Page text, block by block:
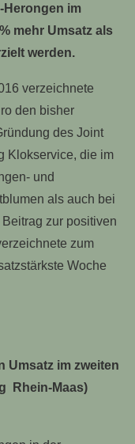
Herongen im
mehr Umsatz als
werden.
verzeichnete
den bisher
des Joint
Klokservice, die im
und
als auch bei
Beitrag zur positiven
zum
Woche
Umsatz im zweiten
Rhein-Maas)